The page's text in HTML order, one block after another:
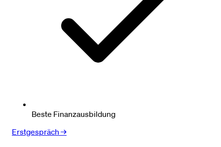
Beste Finanzausbildung
Erstgespräch →